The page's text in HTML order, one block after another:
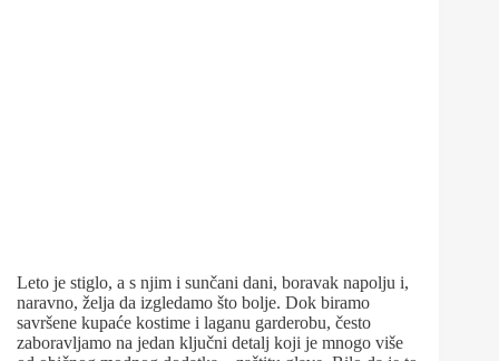
Leto je stiglo, a s njim i sunčani dani, boravak napolju i,
naravno, želja da izgledamo što bolje. Dok biramo
savršene kupaće kostime i laganu garderobu, često
zaboravljamo na jedan ključni detalj koji je mnogo više